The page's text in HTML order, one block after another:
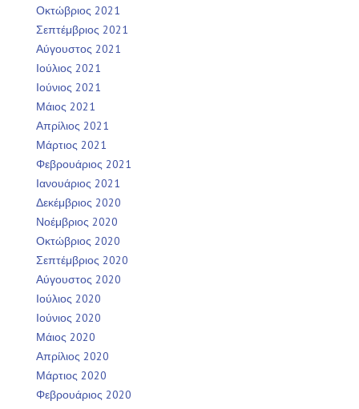
Οκτώβριος 2021
Σεπτέμβριος 2021
Αύγουστος 2021
Ιούλιος 2021
Ιούνιος 2021
Μάιος 2021
Απρίλιος 2021
Μάρτιος 2021
Φεβρουάριος 2021
Ιανουάριος 2021
Δεκέμβριος 2020
Νοέμβριος 2020
Οκτώβριος 2020
Σεπτέμβριος 2020
Αύγουστος 2020
Ιούλιος 2020
Ιούνιος 2020
Μάιος 2020
Απρίλιος 2020
Μάρτιος 2020
Φεβρουάριος 2020